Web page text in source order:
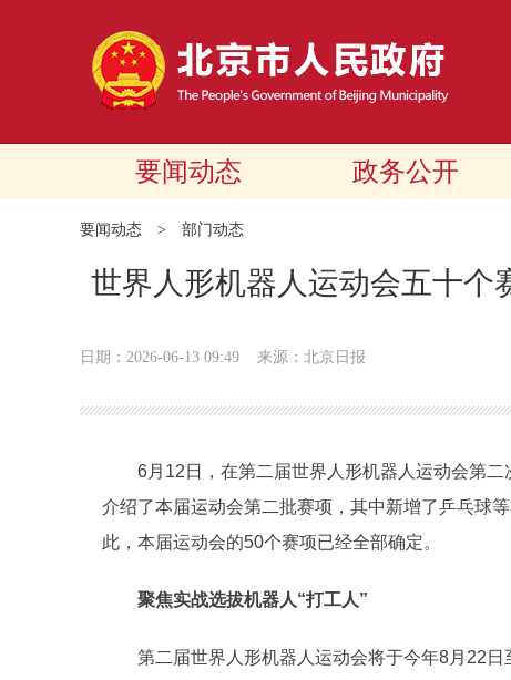
要闻动态 政务公开
要闻动态 > 部门动态
世界人形机器人运动会五十个
日期：2026-06-13 09:49 来源：北京日报
6月12日，在第二届世界人形机器人运动会第
介绍了本届运动会第二批赛项，其中新增了乒乓球
此，本届运动会的50个赛项已经全部确定。
聚焦实战选拔机器人“打工人”
第二届世界人形机器人运动会将于今年8月22